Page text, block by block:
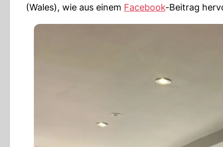
(Wales), wie aus einem Facebook-Beitrag